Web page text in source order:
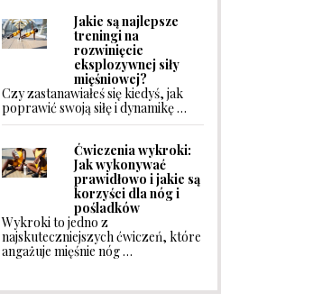
Jakie są najlepsze
treningi na
rozwinięcie
eksplozywnej siły
mięśniowej?
Czy zastanawiałeś się kiedyś, jak
poprawić swoją siłę i dynamikę …
Ćwiczenia wykroki:
Jak wykonywać
prawidłowo i jakie są
korzyści dla nóg i
pośladków
Wykroki to jedno z
najskuteczniejszych ćwiczeń, które
angażuje mięśnie nóg …